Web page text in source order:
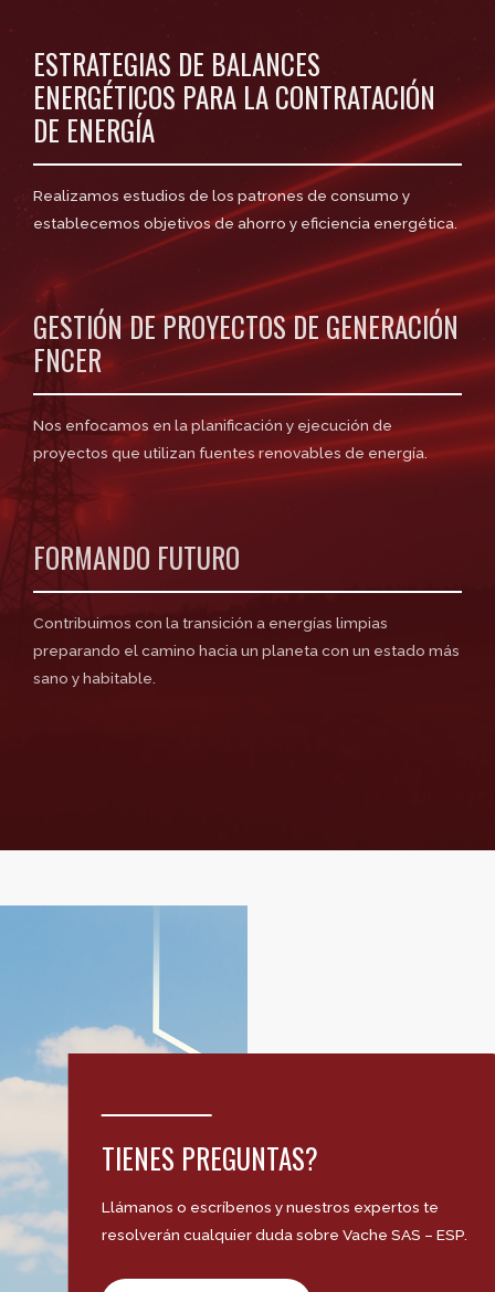
ESTRATEGIAS DE BALANCES
ENERGÉTICOS PARA LA CONTRATACIÓN
DE ENERGÍA
Realizamos estudios de los patrones de consumo y
establecemos objetivos de ahorro y eficiencia energética.
GESTIÓN DE PROYECTOS DE GENERACIÓN
FNCER
Nos enfocamos en la planificación y ejecución de
proyectos que utilizan fuentes renovables de energía.
FORMANDO FUTURO
Contribuimos con la transición a energías limpias
preparando el camino hacia un planeta con un estado más
sano y habitable.
TIENES PREGUNTAS?
Llámanos o escríbenos y nuestros expertos te
resolverán cualquier duda sobre Vache SAS – ESP.